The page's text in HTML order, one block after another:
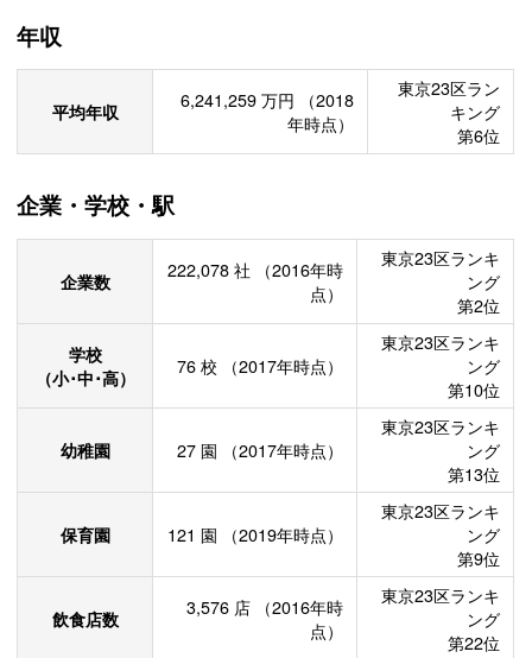
年収
平均年収 6,241,259 万円
（2018
年時点）
東京23区ラン
キング
第6位
企業・学校・駅
企業数 222,078 社
（2016年時
点）
東京23区ランキ
ング
第2位
学校
（小･中･高）
76 校 （2017年時点）
東京23区ランキ
ング
第10位
幼稚園 27 園 （2017年時点）
東京23区ランキ
ング
第13位
保育園 121 園 （2019年時点）
東京23区ランキ
ング
第9位
飲食店数 3,576 店
（2016年時
点）
東京23区ランキ
ング
第22位